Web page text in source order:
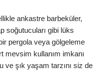
ankastre barbeküler,
soğutucuları gibi lüks
pergola veya gölgeleme
mevsim kullanım imkanı
ve şık yaşam tarzını siz de